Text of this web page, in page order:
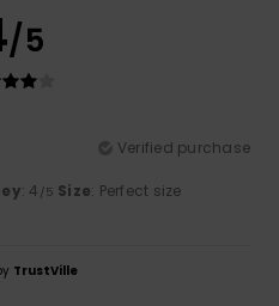
/5
Verified purchase
: 4 /5 Size: Perfect size
TrustVille